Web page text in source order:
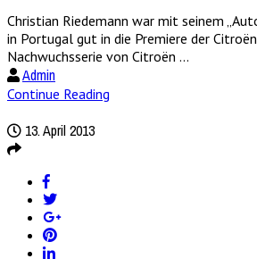
Christian Riedemann war mit seinem
in Portugal gut in die Premiere der
Nachwuchsserie von Citroën ...
Admin
Continue Reading
13. April 2013